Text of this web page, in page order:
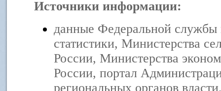
Источники информации:
данные Федеральной службы
статистики, Министерства
России, Министерства
России, портал
региональных органов